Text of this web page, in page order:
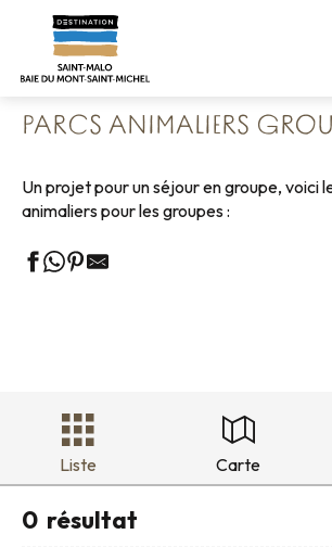
contenu
Accueil Groupes
Parcs animaliers groupe
PARCS ANIMALIERS
Un projet pour un séjour en groupe, voici
animaliers pour les groupes :
Liste Carte
0 résultat